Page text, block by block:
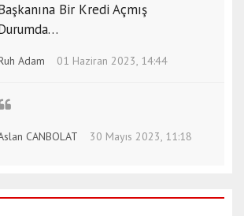
Bir Kredi Açmış
Adam 01 Haziran 2023, 14:44
CANBOLAT 30 Mayıs 2023, 11:18